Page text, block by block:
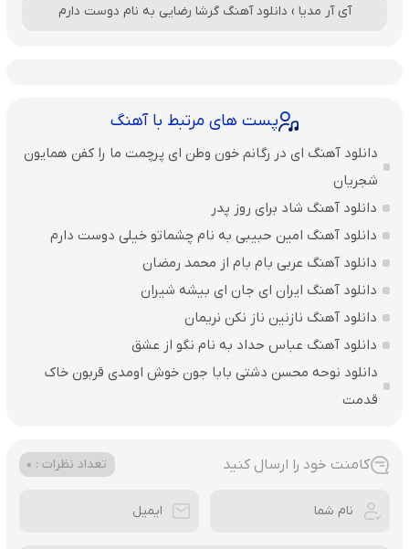
آی آر مدیا › دانلود آهنگ گرشا رضایی به نام دوست دارم
پست های مرتبط با آهنگ
دانلود آهنگ ای در رگانم خون وطن ای پرچمت ما را کفن همایون
شجریان
دانلود آهنگ شاد برای روز پدر
دانلود آهنگ امین حبیبی به نام چشماتو خیلی دوست دارم
دانلود آهنگ عربی بام بام از محمد رمضان
دانلود آهنگ ایران ای جان ای بیشه شیران
دانلود آهنگ نازنین ناز نکن نریمان
دانلود آهنگ عباس حداد به نام نگو از عشق
دانلود نوحه محسن دشتی بابا جون خوش اومدی قربون خاک
قدمت
کامنت خود را ارسال کنید تعداد نظرات : 0